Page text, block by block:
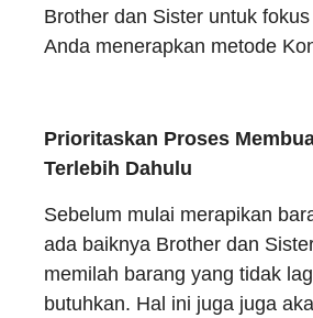
Brother dan Sister untuk
Anda menerapkan metode
Prioritaskan Proses
Terlebih Dahulu
Sebelum mulai merapikan
ada baiknya Brother dan
memilah barang yang tidak
butuhkan. Hal ini juga juga